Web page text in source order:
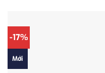
-17%
Mới